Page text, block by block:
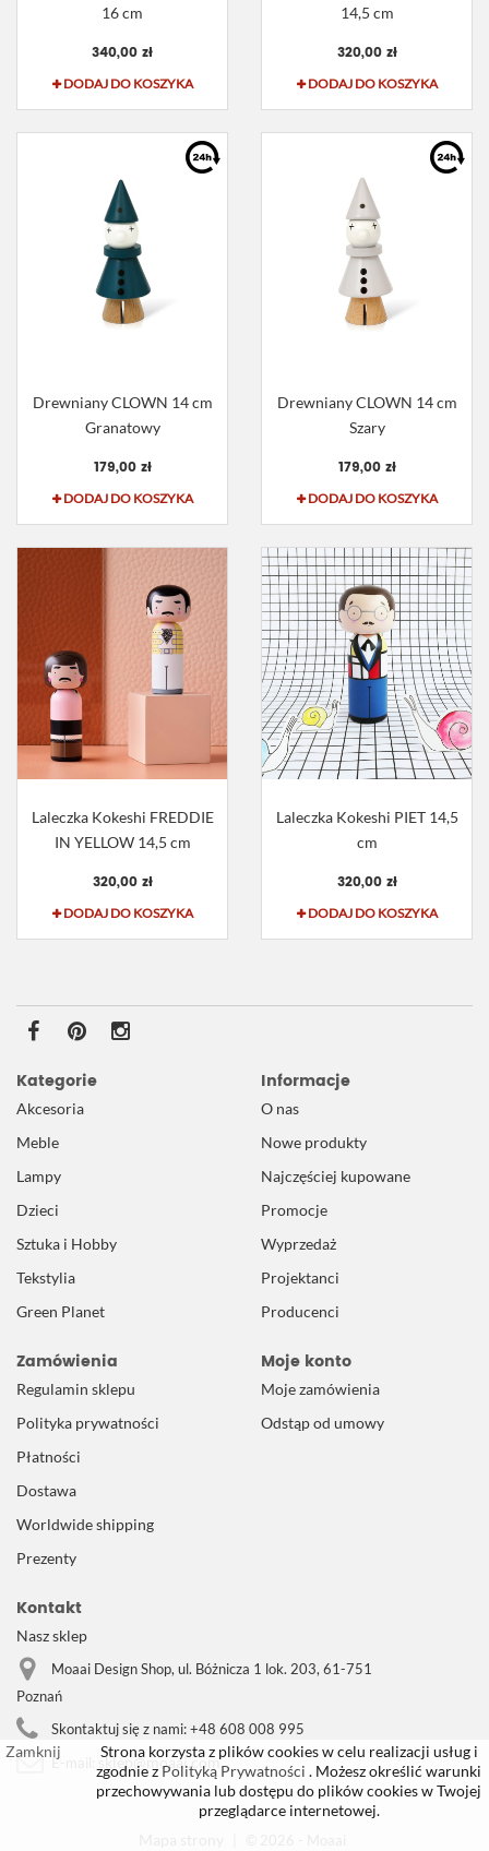
16 cm
340,00 zł
DODAJ DO KOSZYKA
14,5 cm
320,00 zł
DODAJ DO KOSZYKA
Drewniany CLOWN 14 cm
Granatowy
179,00 zł
DODAJ DO KOSZYKA
Drewniany CLOWN 14 cm
Szary
179,00 zł
DODAJ DO KOSZYKA
Laleczka Kokeshi FREDDIE
IN YELLOW 14,5 cm
320,00 zł
DODAJ DO KOSZYKA
Laleczka Kokeshi PIET 14,5
cm
320,00 zł
DODAJ DO KOSZYKA
Kategorie
Akcesoria
Meble
Lampy
Dzieci
Sztuka i Hobby
Tekstylia
Green Planet
Informacje
O nas
Nowe produkty
Najczęściej kupowane
Promocje
Wyprzedaż
Projektanci
Producenci
Zamówienia
Regulamin sklepu
Polityka prywatności
Płatności
Dostawa
Worldwide shipping
Prezenty
Moje konto
Moje zamówienia
Odstąp od umowy
Kontakt
Nasz sklep
Moaai Design Shop, ul. Bóżnicza 1 lok. 203, 61-751
Poznań
Skontaktuj się z nami:+48 608 008 995
E-mail:
sklep@moaai.com
Zamknij
Strona korzysta z plików cookies w celu realizacji usług i
zgodnie z Polityką Prywatności . Możesz określić warunki
przechowywania lub dostępu do plików cookies w Twojej
przeglądarce internetowej.